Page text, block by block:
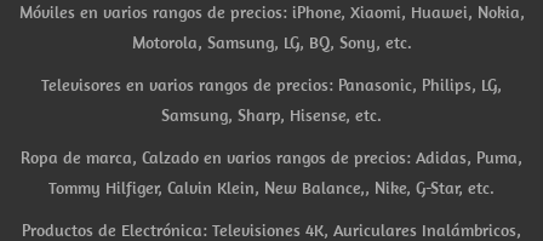
Móviles en varios rangos de precios: iPhone, Xiaomi, Huawei, Nokia,
Motorola, Samsung, LG, BQ, Sony, etc.
Televisores en varios rangos de precios: Panasonic, Philips, LG,
Samsung, Sharp, Hisense, etc.
Ropa de marca, Calzado en varios rangos de precios: Adidas, Puma,
Tommy Hilfiger, Calvin Klein, New Balance,, Nike, G-Star, etc.
Productos de Electrónica: Televisiones 4K, Auriculares Inalámbricos,